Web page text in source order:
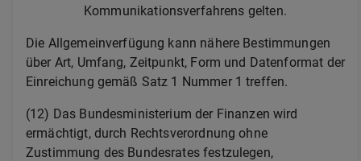
Kommunikationsverfahrens gelten.
Die Allgemeinverfügung kann nähere Bestimmungen
über Art, Umfang, Zeitpunkt, Form und Datenformat der
Einreichung gemäß Satz 1 Nummer 1 treffen.
(12) Das Bundesministerium der Finanzen wird
ermächtigt, durch Rechtsverordnung ohne
Zustimmung des Bundesrates festzulegen,